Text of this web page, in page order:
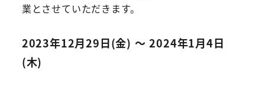
業とさせていただきます。
2023年12月29日(金) ～ 2024年1月4日
(木)